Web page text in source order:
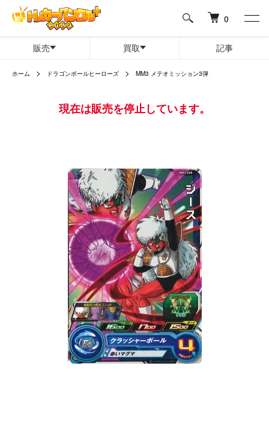
0
販売 買取 記事
ホーム ドラゴンボールヒーローズ MM3 メテオミッション3弾
現在は販売を停止しています。